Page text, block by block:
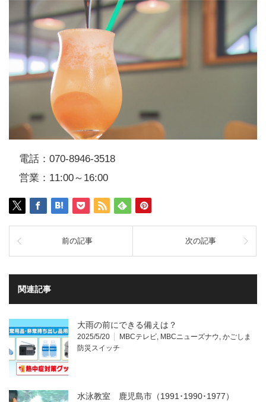
電話：070-8946-3518
営業：11:00～16:00
前の記事 次の記事
関連記事
大雨の前にできる備えは？
2025/5/20 MBCテレビ, MBCニューズナウ, かごしま
防災スイッチ
水泳教室 鹿児島市（1991･1990･1977）